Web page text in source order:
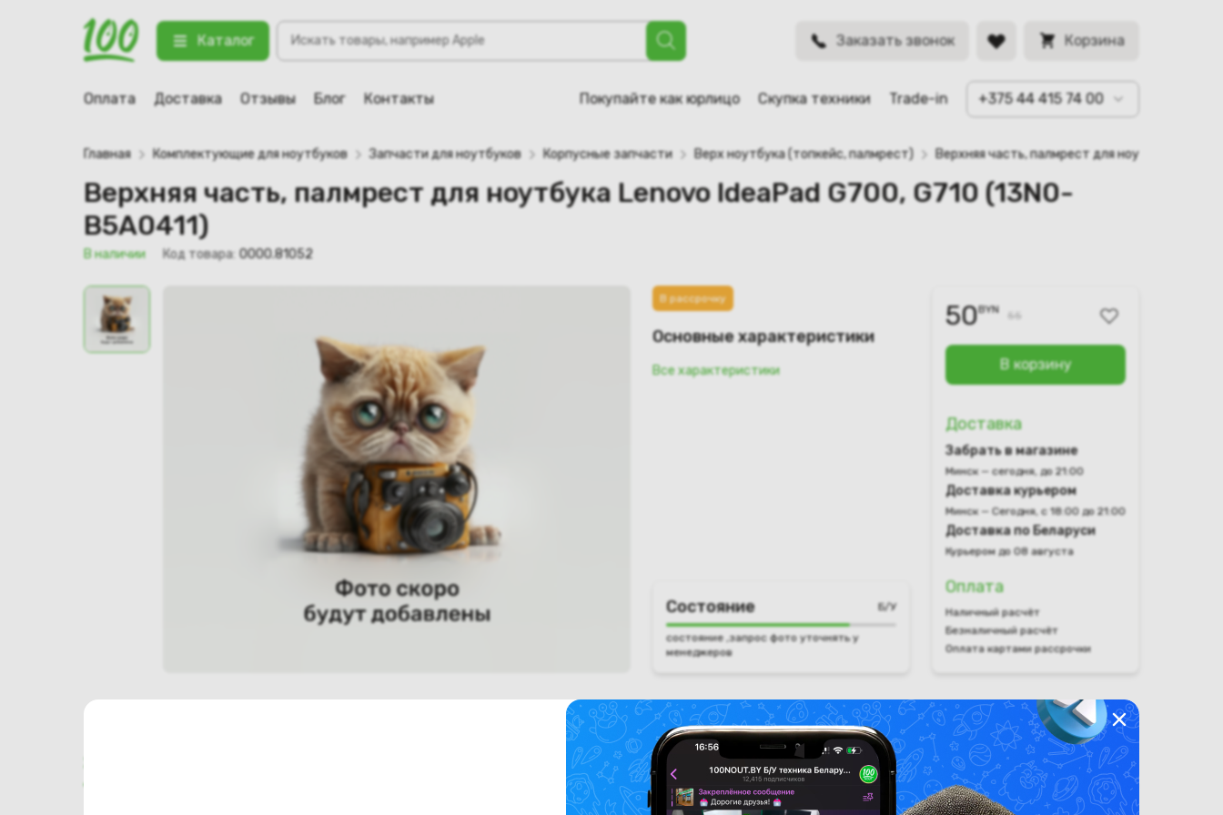
Каталог
товаров
Заказать звонок Корзина
Оплата Доставка Отзывы Блог Контакты Покупайте как юрлицо Скупка техники Trade-in +375 44 415 74 00
Верхняя часть, палмрест для ноутбука Lenovo IdeaPad G700, G710 (13N0-B5A0411)
123 В наличии
BYN
Главная Комплектующие для ноутбуков Запчасти для ноутбуков Корпусные запчасти Верх ноутбука (топкейс, палмрест) Верхняя часть, палмрест для ноутбука
Верхняя часть, палмрест для ноутбука Lenovo IdeaPad G700, G710 (13N0-
B5A0411)
В наличии Код товара: 0000.81052
В рассрочку
Основные характеристики
Все характеристики
Состояние Б/У
состояние ,запрос фото уточнять у
менеджеров
50BYN
В корзину
Доставка
Забрать в магазине
Минск — сегодня, до 21:00
Доставка курьером
Минск — Сегодня, с 18:00 до 21:00
Доставка по Беларуси
Курьером до 08 августа
Оплата
Наличный расчёт
Безналичный расчёт
Оплата картами рассрочки